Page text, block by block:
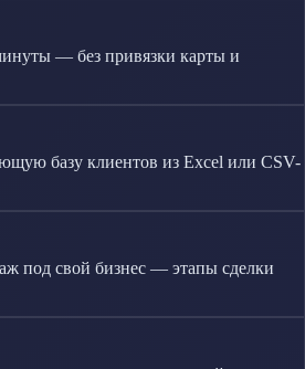
— без привязки карты и
базу клиентов из Excel или CSV-
под свой бизнес — этапы сделки